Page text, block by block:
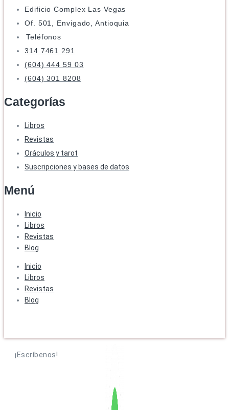
Edificio Complex Las Vegas
Of. 501, Envigado, Antioquia
Teléfonos
314 7461 291
(604) 444 59 03
(604) 301 8208
Categorías
Libros
Revistas
Oráculos y tarot
Suscripciones y bases de datos
Menú
Inicio
Libros
Revistas
Blog
Inicio
Libros
Revistas
Blog
¡Escríbenos!